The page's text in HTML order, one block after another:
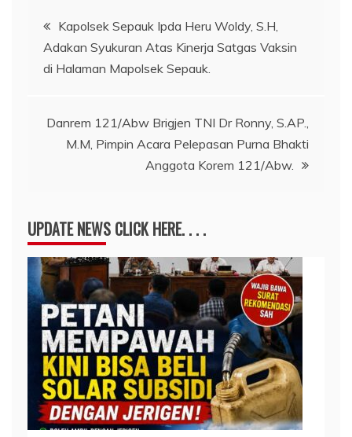
Navigasi
pos
Kapolsek Sepauk Ipda Heru Woldy, S.H,
Adakan Syukuran Atas Kinerja Satgas Vaksin
di Halaman Mapolsek Sepauk.
Danrem 121/Abw Brigjen TNI Dr Ronny, S.AP.,
M.M, Pimpin Acara Pelepasan Purna Bhakti
Anggota Korem 121/Abw.
UPDATE NEWS CLICK HERE. . . .